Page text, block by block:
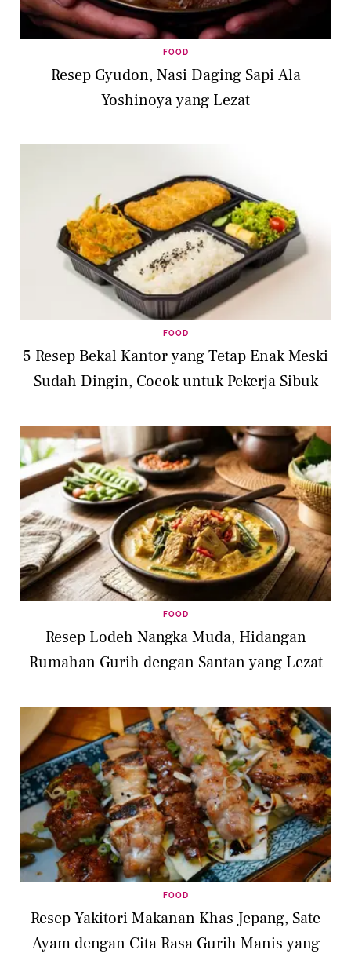
FOOD
Resep Gyudon, Nasi Daging Sapi Ala
Yoshinoya yang Lezat
FOOD
5 Resep Bekal Kantor yang Tetap Enak Meski
Sudah Dingin, Cocok untuk Pekerja Sibuk
FOOD
Resep Lodeh Nangka Muda, Hidangan
Rumahan Gurih dengan Santan yang Lezat
FOOD
Resep Yakitori Makanan Khas Jepang, Sate
Ayam dengan Cita Rasa Gurih Manis yang